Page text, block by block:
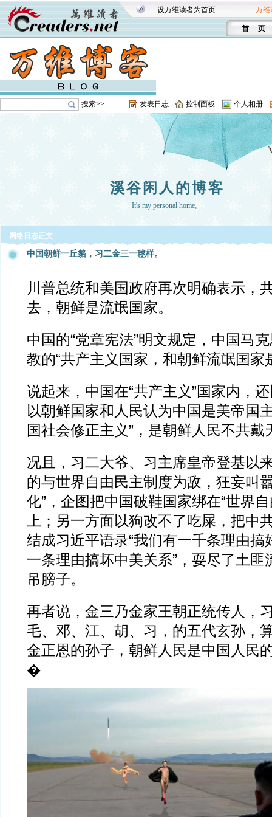
设万维读者为首页 万维
首 页
搜索>> 发表日志 控制面板 个人相册
溪谷闲人的博客
It's my personal home。
网络日志正文
中国朝鲜一丘貉，习二金三一毬样。
川普总统和美国政府再次明确表示，
去，朝鲜是流氓国家。
中国的“党章宪法”明文规定，中国马
教的“共产主义国家，和朝鲜流氓国家
说起来，中国在“共产主义”国家内，
以朝鲜国家和人民认为中国是美帝国
国社会修正主义”，是朝鲜人民不共戴
况且，习二大爷、习主席皇帝登基以
的与世界自由民主制度为敌，狂妄叫
化”，企图把中国破鞋国家绑在“世界
上；另一方面以狗改不了吃屎，把中
结成习近平语录“我们有一千条理由搞
一条理由搞坏中美关系”，耍尽了土匪
吊膀子。
再者说，金三乃金家王朝正统传人，
毛、邓、江、胡、习，的五代玄孙，
金正恩的孙子，朝鲜人民是中国人民
�